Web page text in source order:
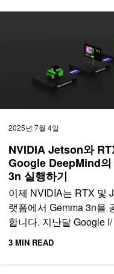
2025년 7월 4일
NVIDIA Jetson와
Google DeepMind
3n 실행하기
이제 NVIDIA는 RTX 및
랫폼에서 Gemma 3n을
합니다. 지난달 Google I/
3 MIN READ
NVIDIA Jetson와 RTX에서